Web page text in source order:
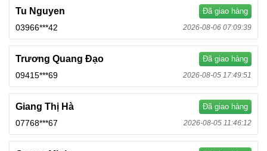
Tu Nguyen Đã giao hàng
03966***42 2026-08-06 07:09:39
Trương Quang Đạo Đã giao hàng
09415***69 2026-08-05 17:49:51
Giang Thị Hà Đã giao hàng
07768***67 2026-08-05 11:46:12